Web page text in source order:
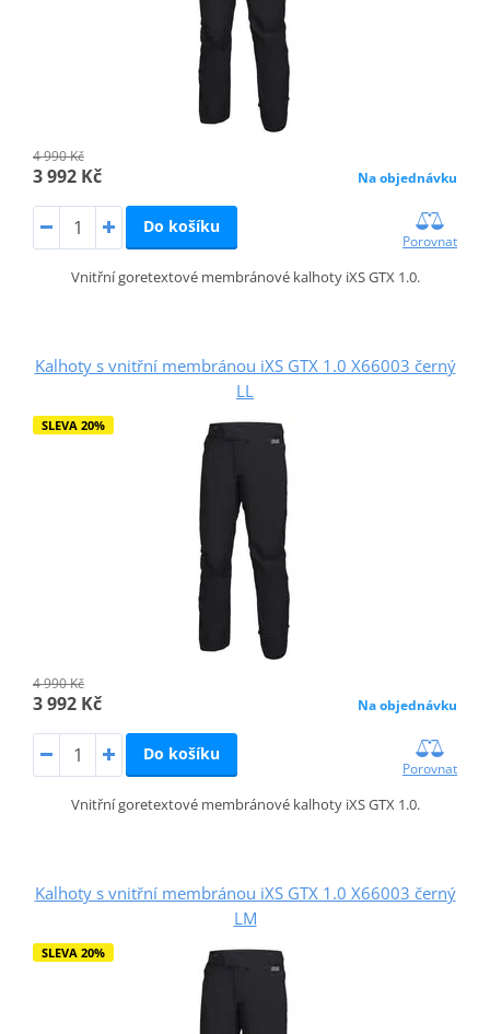
4 990 Kč
3 992 Kč Na objednávku
Do košíku
Porovnat
Vnitřní goretextové membránové kalhoty iXS GTX 1.0.
Kalhoty s vnitřní membránou iXS GTX 1.0 X66003 černý
LL
SLEVA 20%
4 990 Kč
3 992 Kč Na objednávku
Do košíku
Porovnat
Vnitřní goretextové membránové kalhoty iXS GTX 1.0.
Kalhoty s vnitřní membránou iXS GTX 1.0 X66003 černý
LM
SLEVA 20%